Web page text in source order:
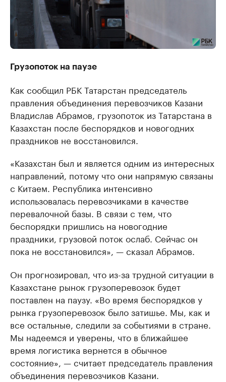
Грузопоток на паузе
Как сообщил РБК Татарстан председатель
правления объединения перевозчиков Казани
Владислав Абрамов, грузопоток из Татарстана в
Казахстан после беспорядков и новогодних
праздников не восстановился.
«Казахстан был и является одним из интересных
направлений, потому что они напрямую связаны
с Китаем. Республика интенсивно
использовалась перевозчиками в качестве
перевалочной базы. В связи с тем, что
беспорядки пришлись на новогодние
праздники, грузовой поток ослаб. Сейчас он
пока не восстановился», — сказал Абрамов.
Он прогнозировал, что из-за трудной ситуации в
Казахстане рынок грузоперевозок будет
поставлен на паузу. «Во время беспорядков у
рынка грузоперевозок было затишье. Мы, как и
все остальные, следили за событиями в стране.
Мы надеемся и уверены, что в ближайшее
время логистика вернется в обычное
состояние», — считает председатель правления
объединения перевозчиков Казани.